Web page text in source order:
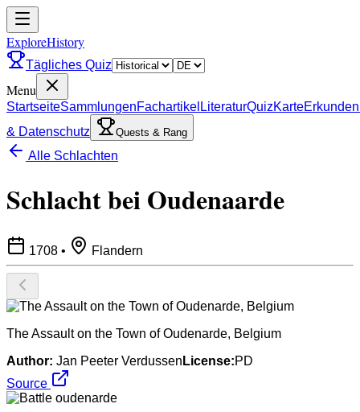
ExploreHistory
Tägliches Quiz
Menu
StartseiteSammlungenFachartikel LiteraturQuizKarteErkunden
& Datenschutz
Quests & Rang
Alle Schlachten
Schlacht bei Oudenaarde
1708 • Flandern
The Assault on the Town of Oudenarde, Belgium
Author: Jan Peeter Verdussen License:PD
Source